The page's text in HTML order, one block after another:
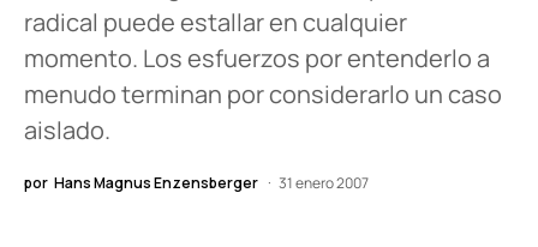
radical puede estallar en cualquier
momento. Los esfuerzos por entenderlo a
menudo terminan por considerarlo un caso
aislado.
por Hans Magnus Enzensberger 31 enero 2007